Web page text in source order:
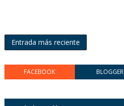
Entrada más reciente
FACEBOOK BLOGGER